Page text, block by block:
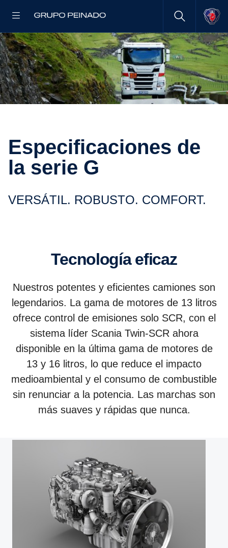
Especi­fi­ca­ciones de
la serie G
VERSÁTIL. ROBUSTO. COMFORT.
Tecno­logía eficaz
Nuestros potentes y eficientes camiones son
legendarios. La gama de motores de 13 litros
ofrece control de emisiones solo SCR, con el
sistema líder Scania Twin-SCR ahora
disponible en la última gama de motores de
13 y 16 litros, lo que reduce el impacto
medioambiental y el consumo de combustible
sin renunciar a la potencia. Las marchas son
más suaves y rápidas que nunca.